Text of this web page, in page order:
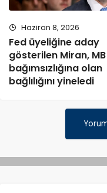
Haziran 8, 2026
Fed üyeliğine aday
gösterilen Miran, MB
bağımsızlığına olan
bağlılığını yineledi